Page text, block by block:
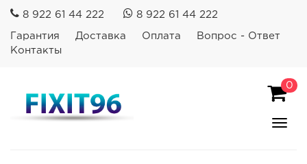
8 922 61 44 222 8 922 61 44 222
Гарантия Доставка Оплата
Вопрос - Ответ
Контакты
0